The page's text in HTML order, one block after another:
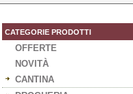
CATEGORIE PRODOTTI
OFFERTE
NOVITÀ
CANTINA